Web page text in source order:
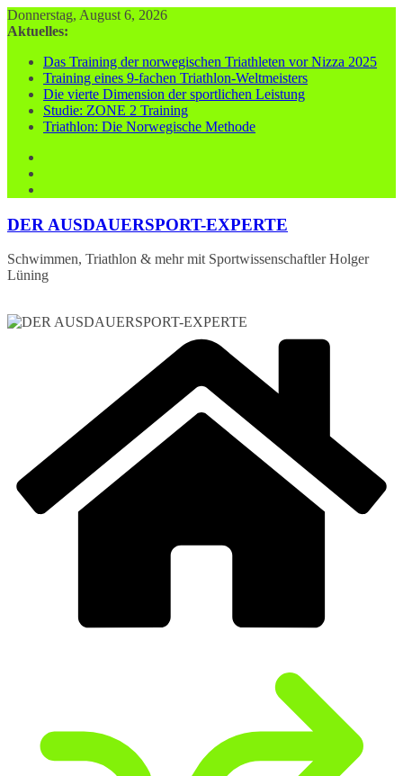
Zum
Inhalt
Donnerstag, August 6, 2026
Aktuelles:
Das Training der norwegischen Triathleten vor Nizza 2025
Training eines 9-fachen Triathlon-Weltmeisters
Die vierte Dimension der sportlichen Leistung
Studie: ZONE 2 Training
Triathlon: Die Norwegische Methode
DER AUSDAUERSPORT-EXPERTE
Schwimmen, Triathlon & mehr mit Sportwissenschaftler Holger
Lüning